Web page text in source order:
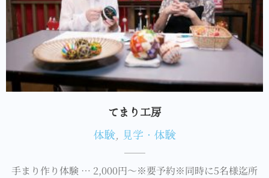
てまり工房
体験, 見学・体験
手まり作り体験 … 2,000円～※要予約※同時に5名様迄所